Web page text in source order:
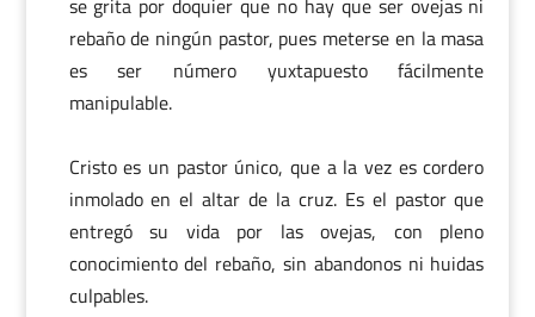
se grita por doquier que no hay que ser ovejas ni
rebaño de ningún pastor, pues meterse en la masa
es ser número yuxtapuesto fácilmente
manipulable.
Cristo es un pastor único, que a la vez es cordero
inmolado en el altar de la cruz. Es el pastor que
entregó su vida por las ovejas, con pleno
conocimiento del rebaño, sin abandonos ni huidas
culpables.